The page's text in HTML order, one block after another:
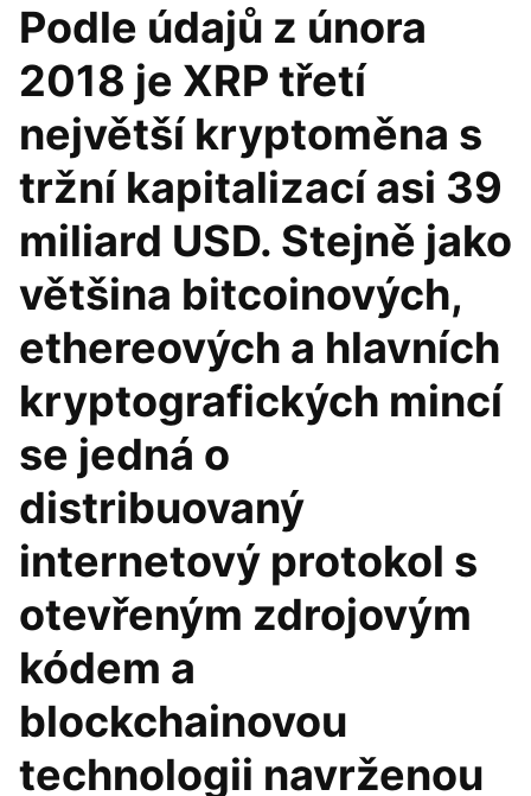
Podle údajů z února
2018 je XRP třetí
největší kryptoměna s
tržní kapitalizací asi 39
miliard USD. Stejně jako
většina bitcoinových,
ethereových a hlavních
kryptografických mincí
se jedná o
distribuovaný
internetový protokol s
otevřeným zdrojovým
kódem a
blockchainovou
technologii navrženou